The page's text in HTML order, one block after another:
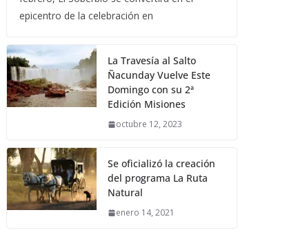
epicentro de la celebración en
La Travesía al Salto
Ñacunday Vuelve Este
Domingo con su 2ª
Edición Misiones
octubre 12, 2023
Se oficializó la creación
del programa La Ruta
Natural
enero 14, 2021